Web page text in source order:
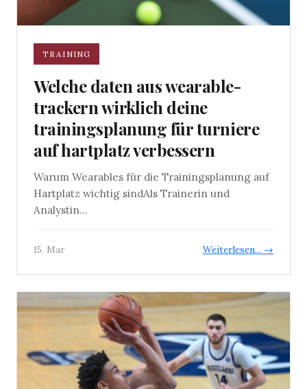
TRAINING
Welche daten aus wearable-
trackern wirklich deine
trainingsplanung für turniere
auf hartplatz verbessern
Warum Wearables für die Trainingsplanung auf
Hartplatz wichtig sindAls Trainerin und
Analystin...
15. Mar Weiterlesen... →